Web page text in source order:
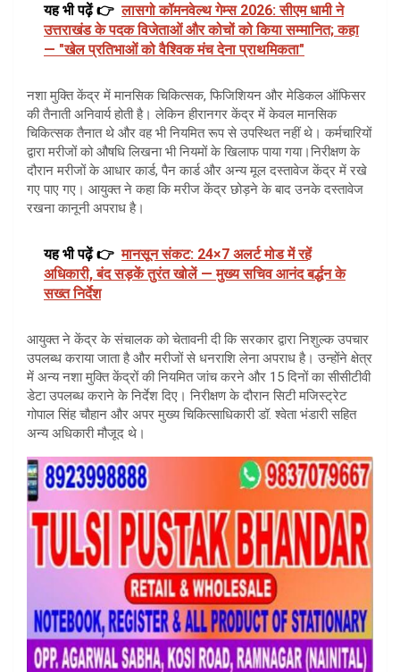
यह भी पढ़ें 👉 लासगो कॉमनवेल्थ गेम्स 2026: सीएम धामी ने
उत्तराखंड के पदक विजेताओं और कोचों को किया सम्मानित; कहा
— "खेल प्रतिभाओं को वैश्विक मंच देना प्राथमिकता"
नशा मुक्ति केंद्र में मानसिक चिकित्सक, फिजिशियन और मेडिकल ऑफिसर
की तैनाती अनिवार्य होती है। लेकिन हीरानगर केंद्र में केवल मानसिक
चिकित्सक तैनात थे और वह भी नियमित रूप से उपस्थित नहीं थे। कर्मचारियों
द्वारा मरीजों को औषधि लिखना भी नियमों के खिलाफ पाया गया।निरीक्षण के
दौरान मरीजों के आधार कार्ड, पैन कार्ड और अन्य मूल दस्तावेज केंद्र में रखे
गए पाए गए। आयुक्त ने कहा कि मरीज केंद्र छोड़ने के बाद उनके दस्तावेज
रखना कानूनी अपराध है।
यह भी पढ़ें 👉 मानसून संकट: 24×7 अलर्ट मोड में रहें
अधिकारी, बंद सड़कें तुरंत खोलें — मुख्य सचिव आनंद बर्द्धन के
सख्त निर्देश
आयुक्त ने केंद्र के संचालक को चेतावनी दी कि सरकार द्वारा निशुल्क उपचार
उपलब्ध कराया जाता है और मरीजों से धनराशि लेना अपराध है। उन्होंने क्षेत्र
में अन्य नशा मुक्ति केंद्रों की नियमित जांच करने और 15 दिनों का सीसीटीवी
डेटा उपलब्ध कराने के निर्देश दिए। निरीक्षण के दौरान सिटी मजिस्ट्रेट
गोपाल सिंह चौहान और अपर मुख्य चिकित्साधिकारी डॉ. श्वेता भंडारी सहित
अन्य अधिकारी मौजूद थे।